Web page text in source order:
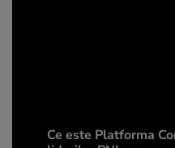
Ce este Platforma